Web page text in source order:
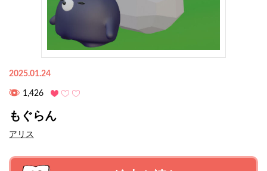
2025.01.24
1,426
もぐらん
アリス